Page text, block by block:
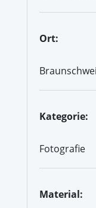
Ort:
Kategorie:
Fotografie
Material: